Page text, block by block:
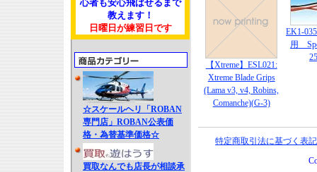
心者も安心飛ばせるまで
教えます！
日曜日が練習日です
☆スケールヘリ「ROBAN
専門店」ROBAN公表価
格・為替基準価格☆
買取なんでも店長が相談承
【Xtreme】ESL021:
Xtreme Blade Grips
(Lama v3, v4, Robins,
Comanche)(G-3)
EK1-
用
特定商取引法に基づく表記